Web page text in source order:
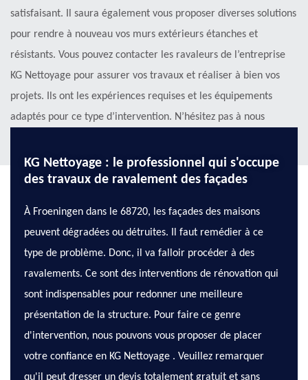
satisfaisant. Il saura également vous proposer diverses solutions
pour rendre à nouveau vos murs extérieurs étanches et
résistants. Vous pouvez contacter les ravaleurs de l’entreprise
KG Nettoyage pour assurer vos travaux et réaliser à bien vos
projets. Ils ont les expériences requises et les équipements
adaptés pour ce type d’intervention. N’hésitez pas à nous
KG Nettoyage : le professionnel qui s'occupe
des travaux de ravalement des façades
À Froeningen dans le 68720, les façades des maisons
peuvent dégradées ou détruites. Il faut remédier à ce
type de problème. Donc, il va falloir procéder à des
ravalements. Ce sont des interventions de rénovation qui
sont indispensables pour redonner une meilleure
présentation de la structure. Pour faire ce genre
d'intervention, nous pouvons vous proposer de placer
votre confiance en KG Nettoyage . Veuillez remarquer
qu'il peut dresser un devis totalement gratuit et sans